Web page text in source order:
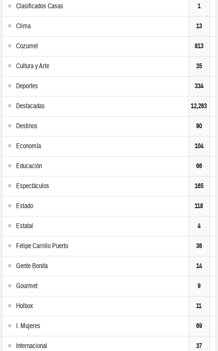
Clasificados Casas 1
Clima 13
Cozumel 813
Cultura y Arte 35
Deportes 334
Destacadas 12,263
Destinos 90
Economía 104
Educación 66
Espectáculos 165
Estado 118
Estatal 4
Felipe Carrillo Puerto 36
Gente Bonita 14
Gourmet 9
Holbox 11
I. Mujeres 69
Internacional 37